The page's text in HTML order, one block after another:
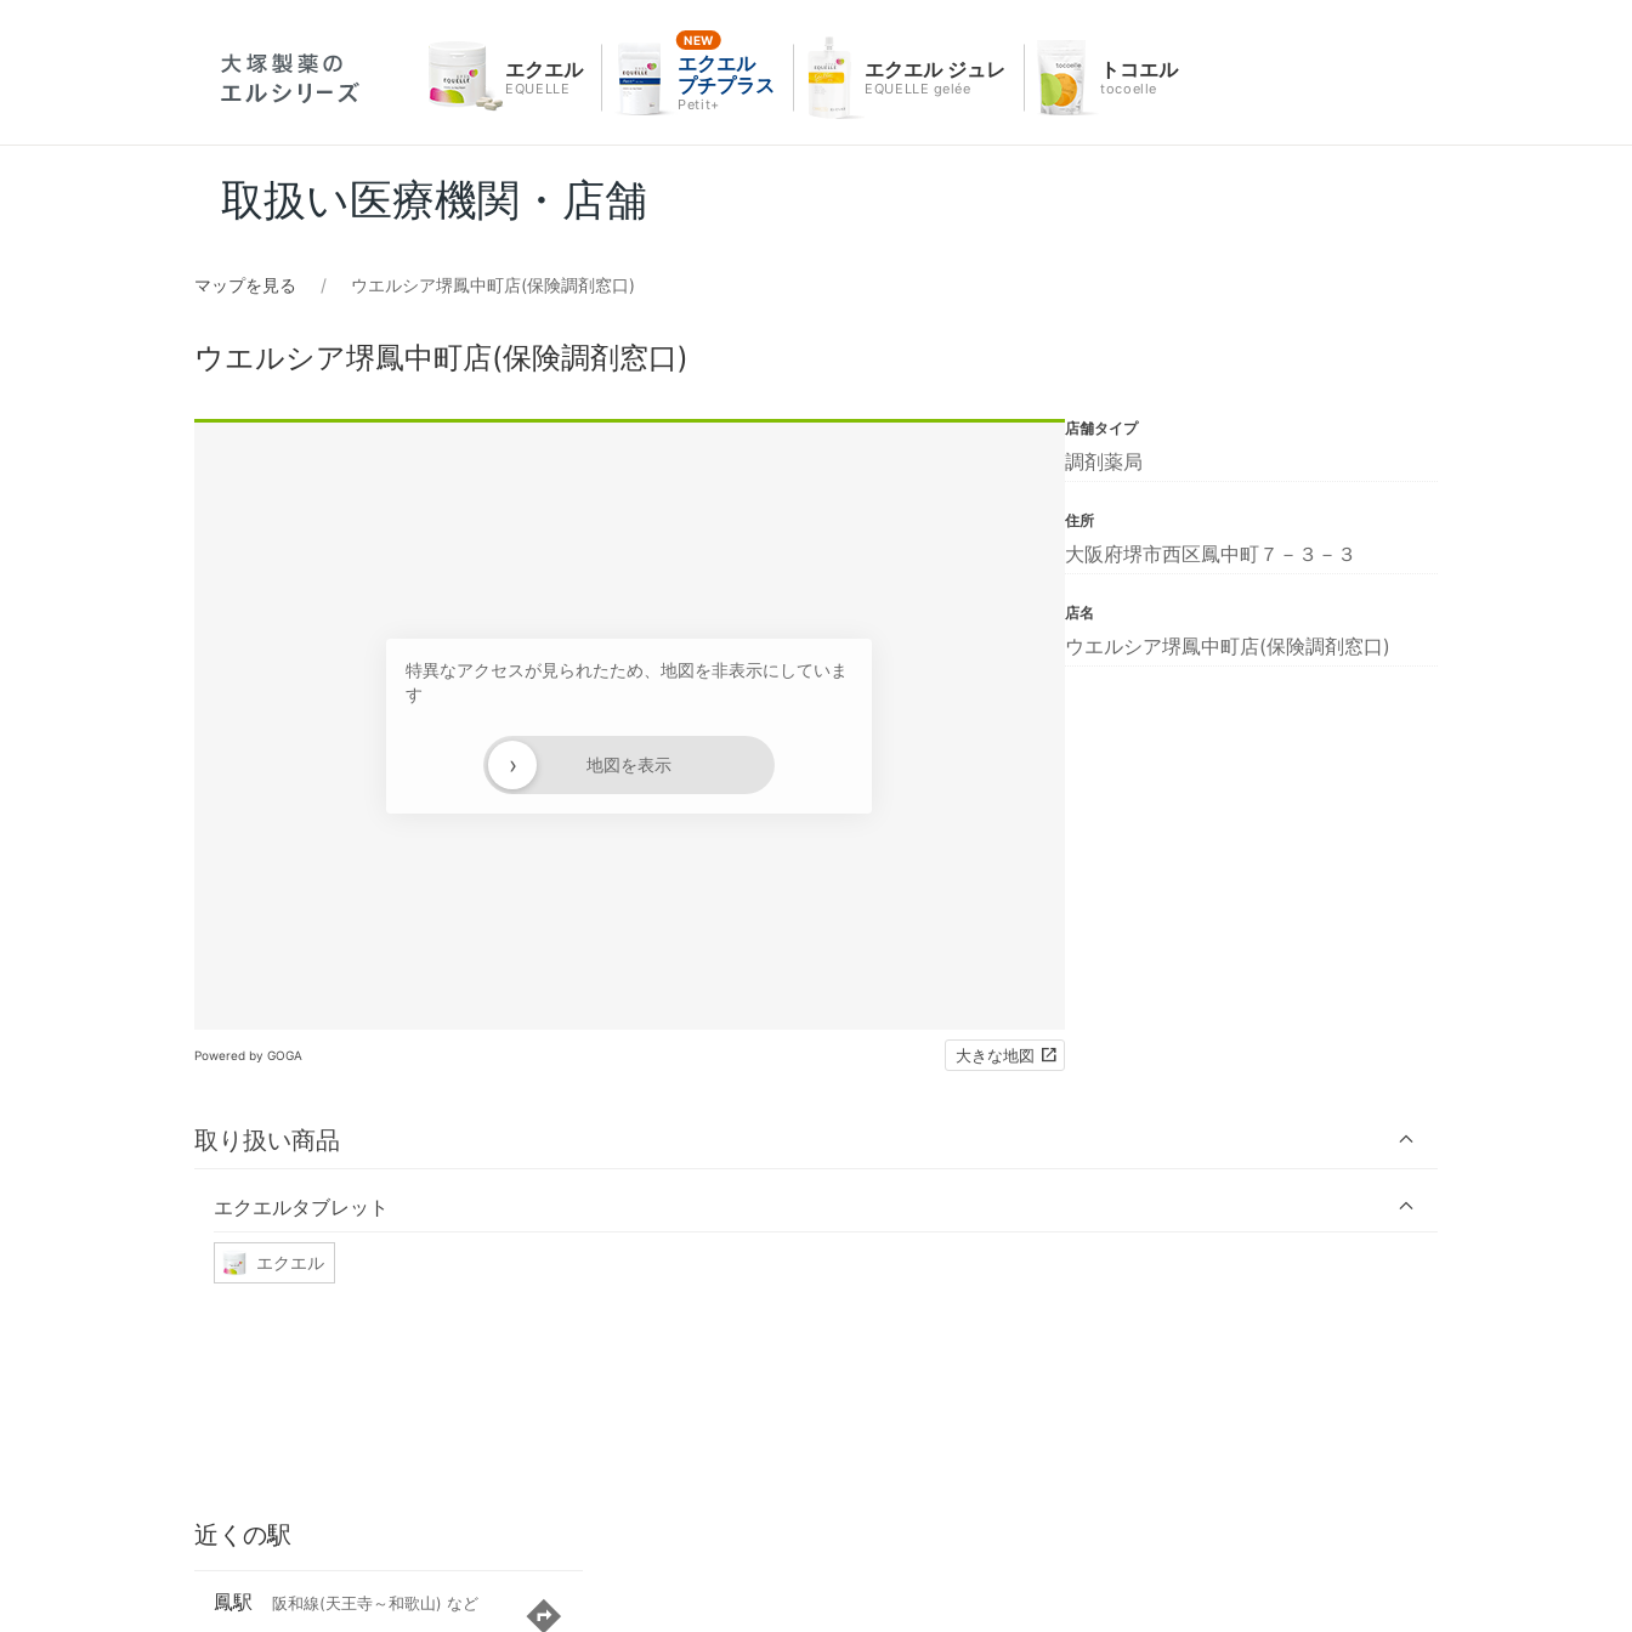
エクエル
EQUELLE
エクエル
プチプラス
Petit+
エクエル ジュレ
EQUELLE gelée
トコエル
tocoelle
取扱い医療機関・店舗
マップを見る ウエルシア堺鳳中町店(保険調剤窓口)
ウエルシア堺鳳中町店(保険調剤窓口)
特異なアクセスが見られたため、地図を非表示にしていま
す
地図を表示
›
Powered by GOGA 大きな地図
取り扱い商品
エクエルタブレット
エクエル
店舗タイプ
調剤薬局
住所
大阪府堺市西区鳳中町７－３－３
店名
ウエルシア堺鳳中町店(保険調剤窓口)
近くの駅
鳳駅 阪和線(天王寺～和歌山) など